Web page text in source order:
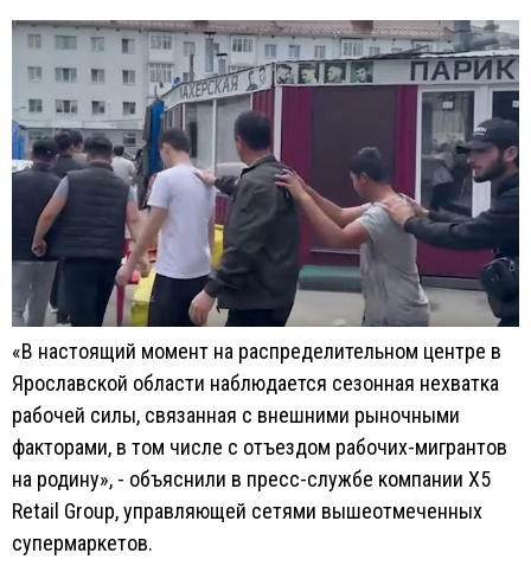
«В настоящий момент на распределительном центре в
Ярославской области наблюдается сезонная нехватка
рабочей силы, связанная с внешними рыночными
факторами, в том числе с отъездом рабочих-мигрантов
на родину», - объяснили в пресс-службе компании X5
Retail Group, управляющей сетями вышеотмеченных
супермаркетов.